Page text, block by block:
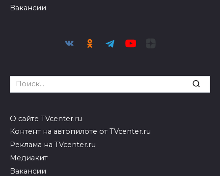
Вакансии
Search
for:
О сайте TVcenter.ru
Контент на автопилоте от TVcenter.ru
Реклама на TVcenter.ru
Медиакит
Вакансии